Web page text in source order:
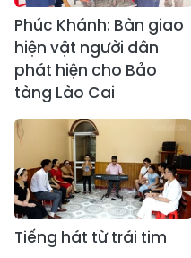
Phúc Khánh: Bàn giao
hiện vật người dân
phát hiện cho Bảo
tàng Lào Cai
Tiếng hát từ trái tim